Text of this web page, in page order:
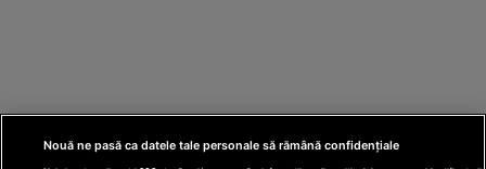
Nouă ne pasă ca datele tale personale să rămână confidențiale